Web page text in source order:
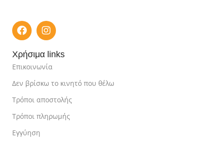
Χρήσιμα links
Επικοινωνία
Δεν βρίσκω το κινητό που θέλω
Τρόποι αποστολής
Τρόποι πληρωμής
Εγγύηση